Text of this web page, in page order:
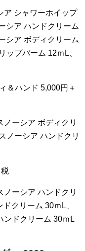
ア シャワーホイップ
シア ハンドクリーム
シア ボディクリーム
ップバーム 12ｍL、
＆ハンド 5,000円＋
ーシア ボディクリ
ノーシア ハンドクリ
ーシア ハンドクリ
クリーム 30ｍL、
ンドクリーム 30ｍL